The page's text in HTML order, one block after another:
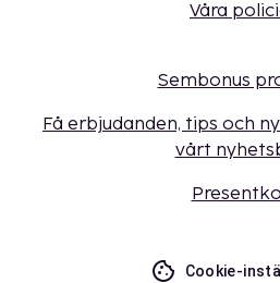
Våra
Sembonus
Få erbjudanden, tips och
vårt
Cookie-